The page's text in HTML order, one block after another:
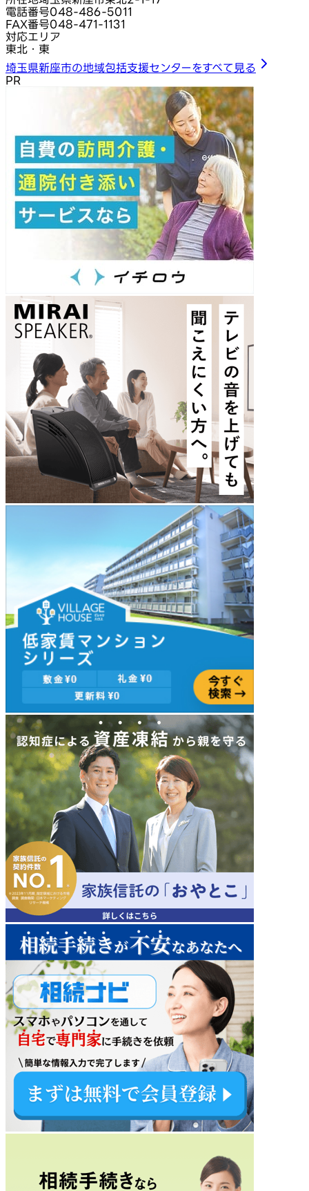
電話番号048-486-5011
FAX番号048-471-1131
対応エリア
東北・東
埼玉県新座市の地域包括支援センターをすべて見る
PR